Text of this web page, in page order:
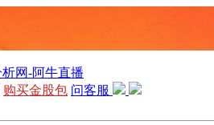
购买金股包 问客服